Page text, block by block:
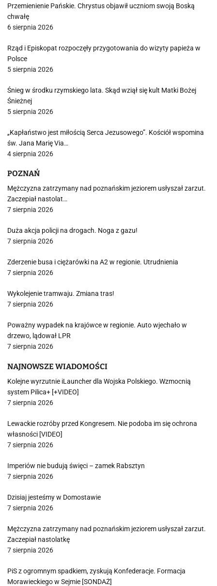
Przemienienie Pańskie. Chrystus objawił uczniom swoją Boską
chwałę
6 sierpnia 2026
Rząd i Episkopat rozpoczęły przygotowania do wizyty papieża w
Polsce
5 sierpnia 2026
Śnieg w środku rzymskiego lata. Skąd wziął się kult Matki Bożej
Śnieżnej
5 sierpnia 2026
„Kapłaństwo jest miłością Serca Jezusowego”. Kościół wspomina
św. Jana Marię Via…
4 sierpnia 2026
POZNAŃ
Mężczyzna zatrzymany nad poznańskim jeziorem usłyszał zarzut.
Zaczepiał nastolat…
7 sierpnia 2026
Duża akcja policji na drogach. Noga z gazu!
7 sierpnia 2026
Zderzenie busa i ciężarówki na A2 w regionie. Utrudnienia
7 sierpnia 2026
Wykolejenie tramwaju. Zmiana tras!
7 sierpnia 2026
Poważny wypadek na krajówce w regionie. Auto wjechało w
drzewo, lądował LPR
7 sierpnia 2026
NAJNOWSZE WIADOMOŚCI
Kolejne wyrzutnie iLauncher dla Wojska Polskiego. Wzmocnią
system Pilica+ [+VIDEO]
7 sierpnia 2026
Lewackie rozróby przed Kongresem. Nie podoba im się ochrona
własności [VIDEO]
7 sierpnia 2026
Imperiów nie budują święci – zamek Rabsztyn
7 sierpnia 2026
Dzisiaj jesteśmy w Domostawie
7 sierpnia 2026
Mężczyzna zatrzymany nad poznańskim jeziorem usłyszał zarzut.
Zaczepiał nastolatkę
7 sierpnia 2026
PiS z ogromnym spadkiem, zyskują Konfederacje. Formacja
Morawieckiego w Sejmie [SONDAŻ]